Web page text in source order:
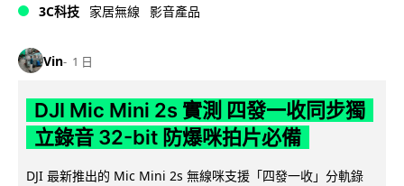
3C科技 家居無線 影音產品
Vin 1 日
DJI Mic Mini 2s 實測 四發一收同步獨
立錄音 32-bit 防爆咪拍片必備
DJI 最新推出的 Mic Mini 2s 無線咪支援「四發一收」分軌錄